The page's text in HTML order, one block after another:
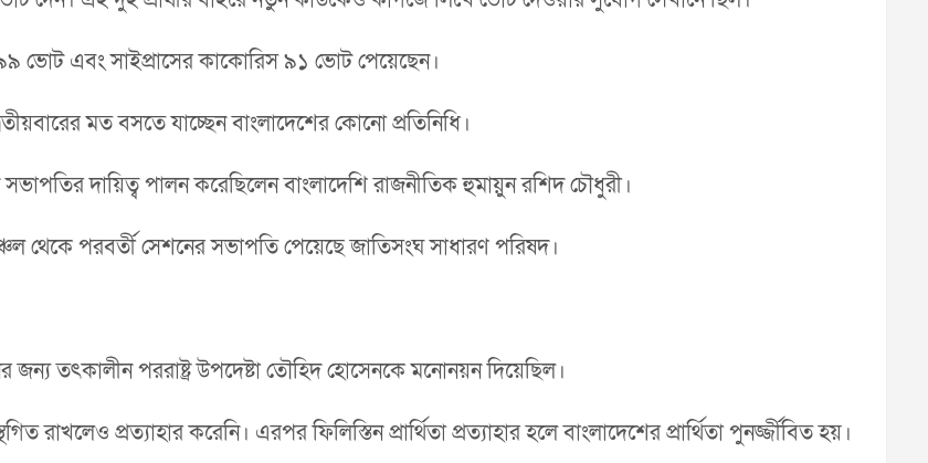
ভোট এবং সাইপ্রাসের কাকোরিস ৯১ ভোট পেয়েছেন।
মত বসতে যাচ্ছেন বাংলাদেশের কোনো প্রতিনিধি।
দায়িত্ব পালন করেছিলেন বাংলাদেশি রাজনীতিক হুমায়ুন রশিদ চৌধুরী।
থেকে পরবর্তী সেশনের সভাপতি পেয়েছে জাতিসংঘ সাধারণ পরিষদ।
জন্য তৎকালীন পররাষ্ট্র উপদেষ্টা তৌহিদ হোসেনকে মনোনয়ন দিয়েছিল।
রাখলেও প্রত্যাহার করেনি। এরপর ফিলিস্তিন প্রার্থিতা প্রত্যাহার হলে বাংলাদেশের প্রার্থিতা পুনর্জ্জীবিত হয়।